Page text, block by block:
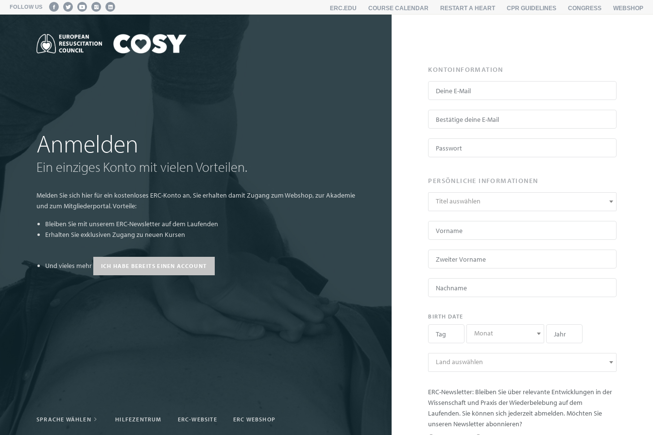
FOLLOW US ERC.EDU COURSE CALENDAR RESTART A HEART CPR GUIDELINES CONGRESS WEBSHOP
Anmelden
Ein einziges Konto mit vielen Vorteilen.
Melden Sie sich hier für ein kostenloses ERC-Konto an, Sie erhalten damit Zugang zum Webshop, zur Akademie
und zum Mitgliederportal. Vorteile:
Bleiben Sie mit unserem ERC-Newsletter auf dem Laufenden
Erhalten Sie exklusiven Zugang zu neuen Kursen
Und vieles mehr ICH HABE BEREITS EINEN ACCOUNT
SPRACHE WÄHLEN HILFEZENTRUM ERC-WEBSITE ERC WEBSHOP
KONTOINFORMATION
PERSÖNLICHE INFORMATIONEN
Titel auswählen
BIRTH DATE
Monat
Land auswählen
ERC-Newsletter: Bleiben Sie über relevante Entwicklungen in der
Wissenschaft und Praxis der Wiederbelebung auf dem
Laufenden. Sie können sich jederzeit abmelden. Möchten Sie
unseren Newsletter abonnieren?